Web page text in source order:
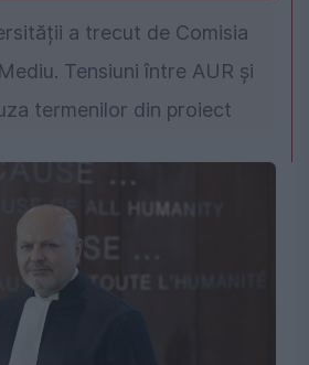
a trecut de Comisia
Tensiuni între AUR și
termenilor din proiect